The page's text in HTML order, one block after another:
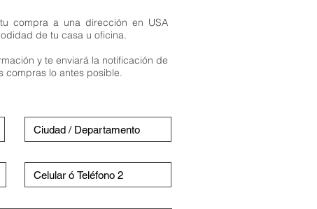
compra a una dirección en USA
de tu casa u oficina.
y te enviará la notificación de
compras lo antes posible.